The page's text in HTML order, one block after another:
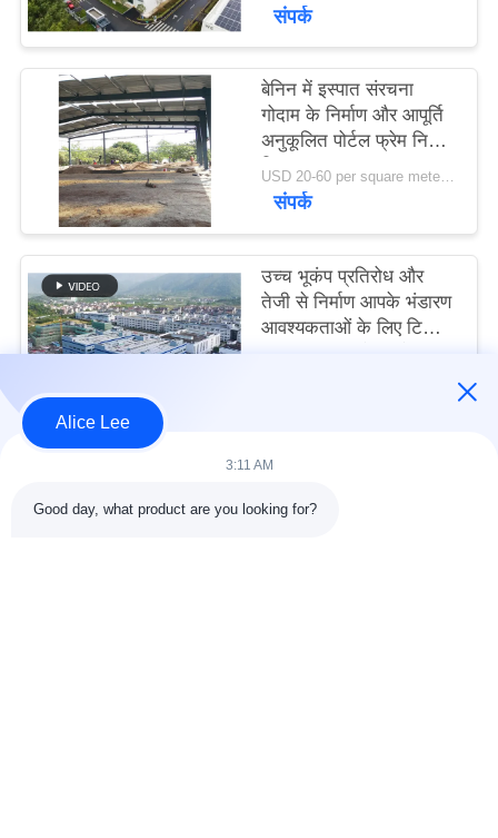
गोपनीयता
नीति
संपर्क
बेनिन में इस्पात संरचना
गोदाम के निर्माण और आपूर्ति
अनुकूलित पोर्टल फ्रेम निर्माण
डिजाइन
USD 20-60 per square meter MOQ:1000 वर्ग मीटर
संपर्क
उच्च भूकंप प्रतिरोध और
तेजी से निर्माण आपके भंडारण
आवश्यकताओं के लिए टिकाऊ
Alice Lee
3:11 AM
Good day, what product are you looking for?